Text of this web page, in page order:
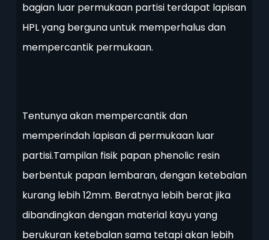
bagian luar permukaan partisi terdapat lapisan
HPL yang berguna untuk memperhalus dan
mempercantik permukaan.
Tentunya akan mempercantik dan
memperindah lapisan di permukaan luar
partisi.Tampilan fisik papan phenolic resin
berbentuk papan lembaran, dengan ketebalan
kurang lebih 12mm. Beratnya lebih berat jika
dibandingkan dengan material kayu yang
berukuran ketebalan sama tetapi akan lebih